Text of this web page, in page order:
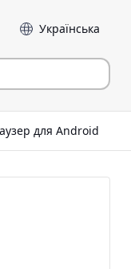
Мова
для Android